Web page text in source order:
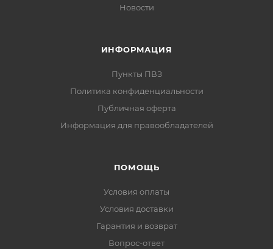
Новости
ИНФОРМАЦИЯ
Пункты ПВЗ
Политика конфиденциальности
Публичная оферта
Информация для правообладателей
ПОМОЩЬ
Условия оплаты
Условия доставки
Гарантия и возврат
Вопрос-ответ